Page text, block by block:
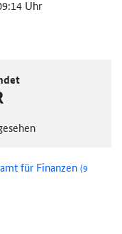
Uhr
für Finanzen(9